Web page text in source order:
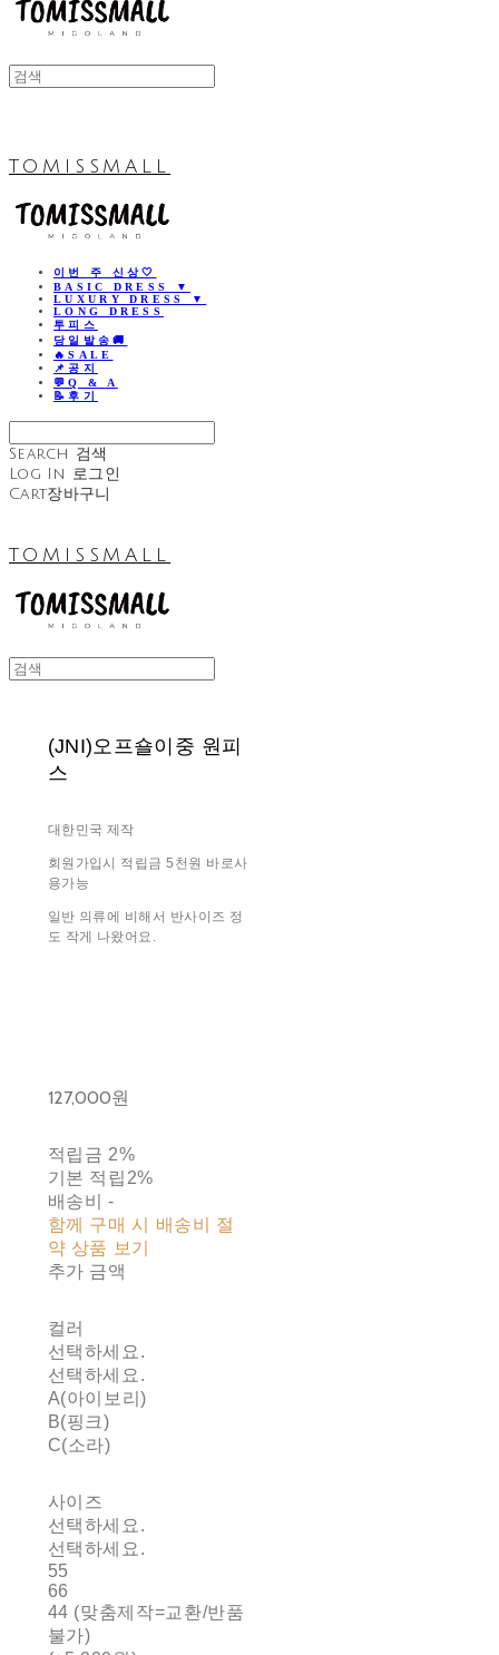
TOMISSMALL
이번 주 신상🤍
BASIC DRESS ▼
LUXURY DRESS ▼
LONG DRESS
투피스
당일발송🚚
🔥SALE
📌공지
💬Q & A
📝후기
Search 검색
Log In 로그인
Cart장바구니
TOMISSMALL
(JNI)오프숄이중 원피
스
대한민국 제작
회원가입시 적립금 5천원 바로사
용가능
일반 의류에 비해서 반사이즈 정
도 작게 나왔어요.
127,000원
적립금 2%
기본 적립 2%
배송비-
함께 구매 시 배송비 절
약 상품 보기
추가 금액
컬러
선택하세요.
선택하세요.
A(아이보리)
B(핑크)
C(소라)
사이즈
선택하세요.
선택하세요.
55
66
44 (맞춤제작=교환/반품
불가)